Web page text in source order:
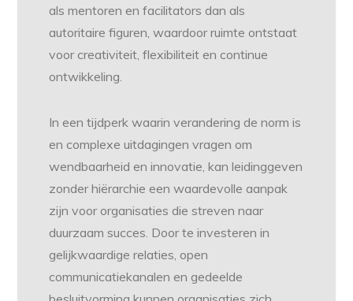
als mentoren en facilitators dan als
autoritaire figuren, waardoor ruimte ontstaat
voor creativiteit, flexibiliteit en continue
ontwikkeling.
In een tijdperk waarin verandering de norm is
en complexe uitdagingen vragen om
wendbaarheid en innovatie, kan leidinggeven
zonder hiërarchie een waardevolle aanpak
zijn voor organisaties die streven naar
duurzaam succes. Door te investeren in
gelijkwaardige relaties, open
communicatiekanalen en gedeelde